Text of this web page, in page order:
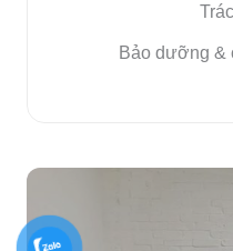
Bảo dưỡng &